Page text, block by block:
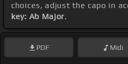
choices, adjust the capo in
key: Ab Major.
PDF Midi